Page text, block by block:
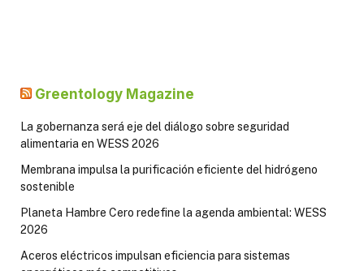
Greentology Magazine
La gobernanza será eje del diálogo sobre seguridad
alimentaria en WESS 2026
Membrana impulsa la purificación eficiente del hidrógeno
sostenible
Planeta Hambre Cero redefine la agenda ambiental: WESS
2026
Aceros eléctricos impulsan eficiencia para sistemas